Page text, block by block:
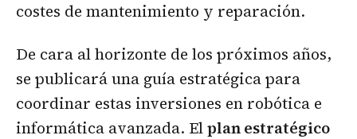
costes de mantenimiento y reparación.
De cara al horizonte de los próximos años,
se publicará una guía estratégica para
coordinar estas inversiones en robótica e
informática avanzada. Elplan estratégico